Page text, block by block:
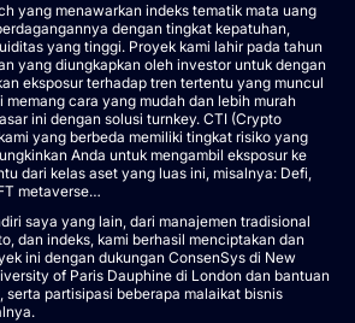
yang menawarkan indeks tematik mata uang
dengan tingkat kepatuhan,
yang tinggi. Proyek kami lahir pada tahun
yang diungkapkan oleh investor untuk dengan
eksposur terhadap tren tertentu yang muncul
memang cara yang mudah dan lebih murah
ini dengan solusi turnkey. CTI (Crypto
yang berbeda memiliki tingkat risiko yang
Anda untuk mengambil eksposur ke
dari kelas aset yang luas ini, misalnya: Defi,
metaverse…
saya yang lain, dari manajemen tradisional
dan indeks, kami berhasil menciptakan dan
ini dengan dukungan ConsenSys di New
of Paris Dauphine di London dan bantuan
serta partisipasi beberapa malaikat bisnis